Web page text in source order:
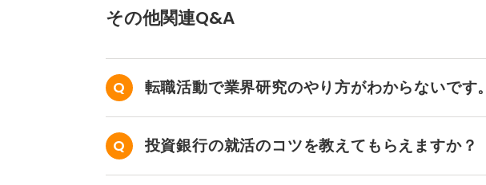
その他関連Q&A
転職活動で業界研究のやり方がわからないです。
投資銀行の就活のコツを教えてもらえますか？